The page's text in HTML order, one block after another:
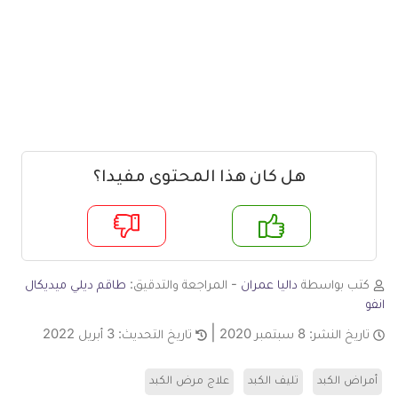
هل كان هذا المحتوى مفيدا؟
لا
كتب بواسطة داليا عمران - المراجعة والتدقيق: طاقم ديلي ميديكال
انفو
تاريخ النشر: 8 سبتمبر 2020 تاريخ التحديث: 3 أبريل 2022
أمراض الكبد تليف الكبد علاج مرض الكبد